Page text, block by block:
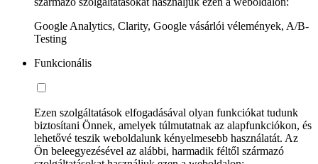
Google Analytics, Clarity, Google vásárlói vélemények, A/B-
Testing
Funkcionális
Ezen szolgáltatások elfogadásával olyan funkciókat tudunk
biztosítani Önnek, amelyek túlmutatnak az alapfunkciókon, és
lehetővé teszik weboldalunk kényelmesebb használatát. Az
Ön beleegyezésével az alábbi, harmadik féltől származó